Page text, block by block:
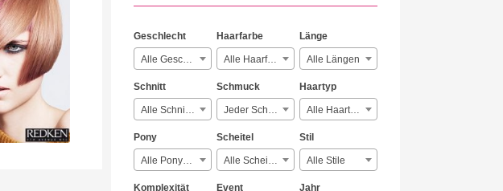
Geschlecht
Alle Geschlechter
Haarfarbe
Alle Haarfarben
Länge
Alle Längen
Schnitt
Alle Schnitte
Schmuck
Jeder Schmuck
Haartyp
Alle Haartypen
Pony
Alle Ponyarten
Scheitel
Alle Scheitelarten
Stil
Alle Stile
Komplexität Event Jahr